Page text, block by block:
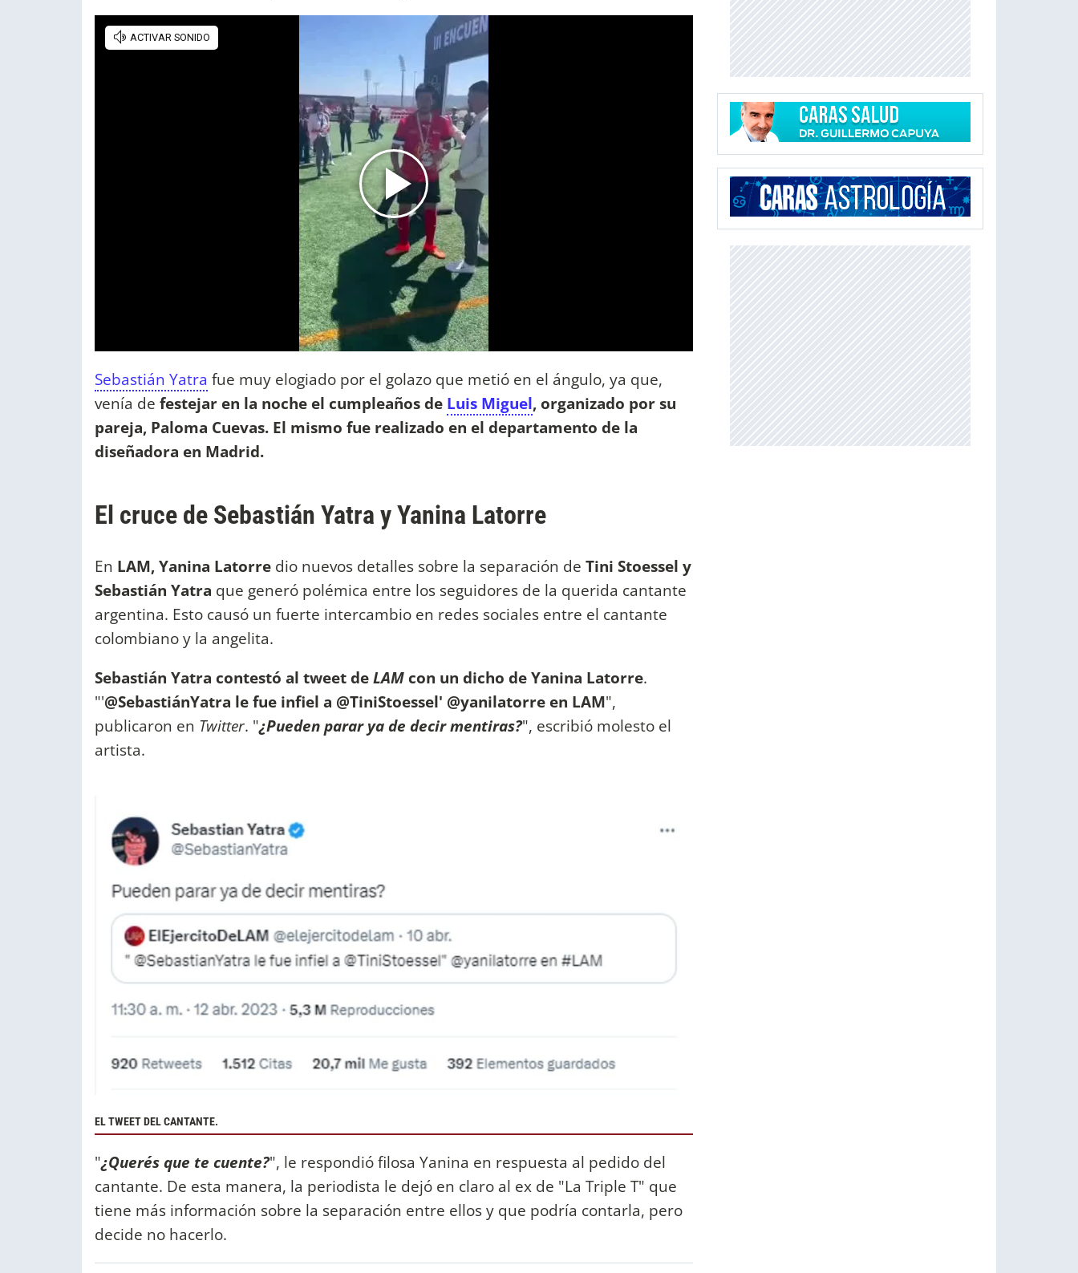
Sebastián Yatra fue muy elogiado por el golazo que metió en el ángulo, ya que,
venía de festejar en la noche el cumpleaños de Luis Miguel, organizado por su
pareja, Paloma Cuevas. El mismo fue realizado en el departamento de la
diseñadora en Madrid.
El cruce de Sebastián Yatra y Yanina Latorre
En LAM, Yanina Latorre dio nuevos detalles sobre la separación de Tini Stoessel y
Sebastián Yatra que generó polémica entre los seguidores de la querida cantante
argentina. Esto causó un fuerte intercambio en redes sociales entre el cantante
colombiano y la angelita.
Sebastián Yatra contestó al tweet deLAM con un dicho de Yanina Latorre.
"'@SebastiánYatra le fue infiel a @TiniStoessel' @yanilatorre en LAM",
publicaron en Twitter. "¿Pueden parar ya de decir mentiras?", escribió molesto el
artista.
EL TWEET DEL CANTANTE.
"¿Querés que te cuente?", le respondió filosa Yanina en respuesta al pedido del
cantante. De esta manera, la periodista le dejó en claro al ex de "La Triple T" que
tiene más información sobre la separación entre ellos y que podría contarla, pero
decide no hacerlo.